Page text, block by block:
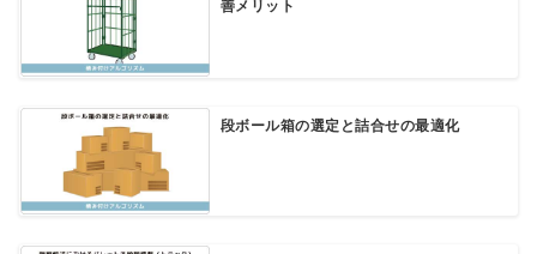
善メリット
段ボール箱の選定と詰合せの最適化